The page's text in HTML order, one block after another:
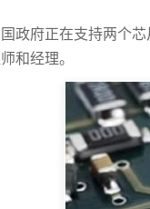
政府正在支持两个
和经理。